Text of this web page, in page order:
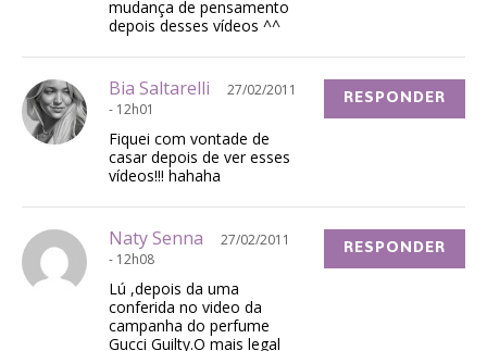
mudança de pensamento
depois desses vídeos ^^
Bia Saltarelli
27/02/2011
- 12h01
Fiquei com vontade de
casar depois de ver esses
vídeos!!! hahaha
RESPONDER
Naty Senna
27/02/2011
- 12h08
Lú ,depois da uma
conferida no video da
campanha do perfume
Gucci Guilty.O mais legal
RESPONDER